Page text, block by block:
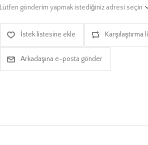
Lütfen gönderim yapmak istediğiniz adresi seçin
İstek listesine ekle
Arkadaşına e-posta gönder